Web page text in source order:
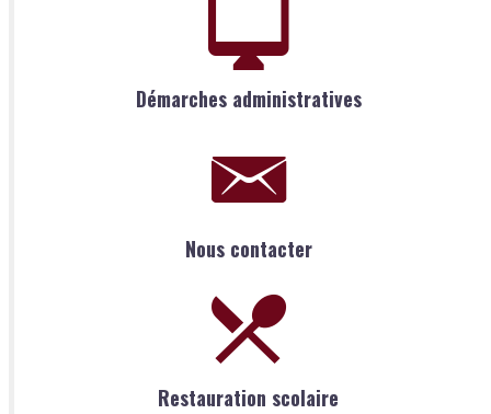
Démarches administratives
Nous contacter
Restauration scolaire